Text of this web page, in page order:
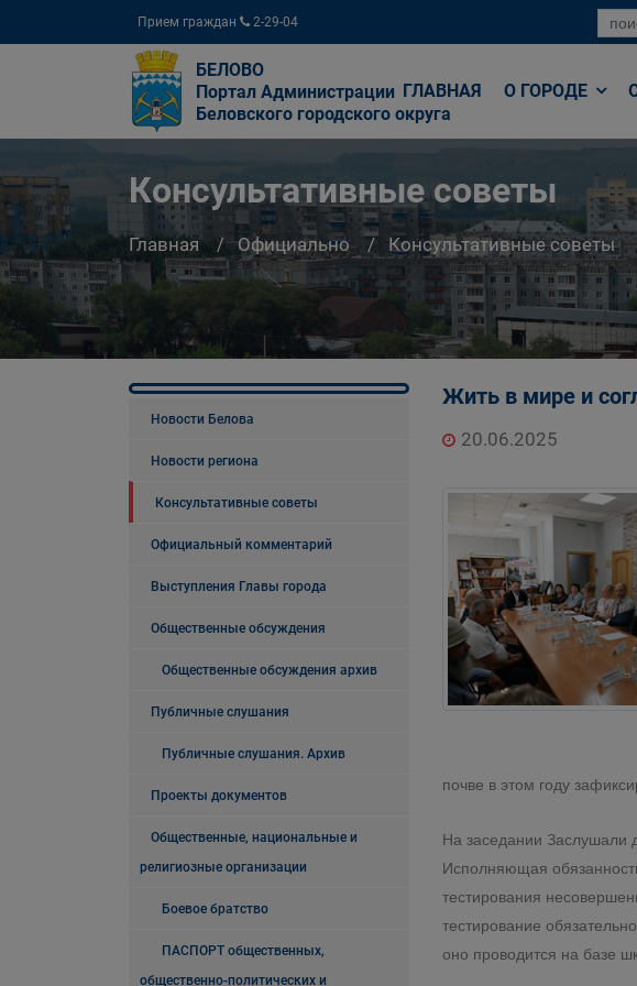
Прием граждан 2-29-04
БЕЛОВО
Портал Администрации
Беловского городского округа
ГЛАВНАЯ О ГОРОДЕ
Консультативные советы
Главная Официально Консультативные советы
Новости Белова
Новости региона
Консультативные советы
Официальный комментарий
Выступления Главы города
Общественные обсуждения
Общественные обсуждения архив
Публичные слушания
Публичные слушания. Архив
Проекты документов
Общественные, национальные и
религиозные организации
Боевое братство
ПАСПОРТ общественных,
общественно-политических и
Жить в мире и
20.06.2025
почве в этом году
На заседании Заслушали
Исполняющая
тестирования
тестирование
оно проводится на базе